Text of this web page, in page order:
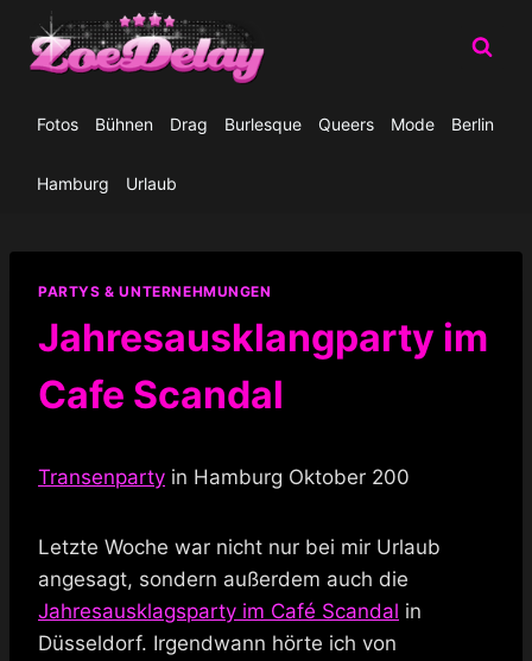
Inhalt
springen
Fotos Bühnen Drag Burlesque Queers Mode Berlin
Hamburg Urlaub
PARTYS & UNTERNEHMUNGEN
Jahresausklangparty im
Cafe Scandal
Transenparty in Hamburg Oktober 200
Letzte Woche war nicht nur bei mir Urlaub
angesagt, sondern außerdem auch die
Jahresausklagsparty im Café Scandal in
Düsseldorf. Irgendwann hörte ich von